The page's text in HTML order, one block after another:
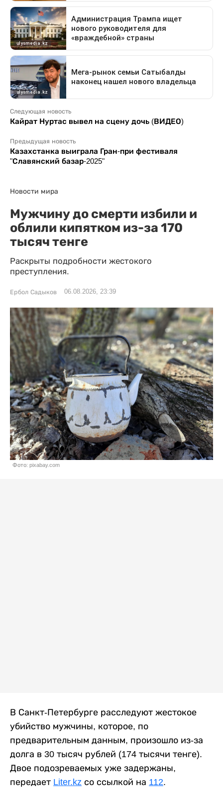
Следующая новость
Кайрат Нуртас вывел на сцену дочь (ВИДЕО)
Предыдущая новость
Казахстанка выиграла Гран-при фестиваля
"Славянский базар-2025"
Новости мира
Мужчину до смерти избили и
облили кипятком из-за 170
тысяч тенге
Раскрыты подробности жестокого
преступления.
Ербол Садыков 06.08.2026, 23:39
Фото: pixabay.com
В Санкт-Петербурге расследуют жестокое
убийство мужчины, которое, по
предварительным данным, произошло из-за
долга в 30 тысяч рублей (174 тысячи тенге).
Двое подозреваемых уже задержаны,
передает Liter.kz со ссылкой на 112.